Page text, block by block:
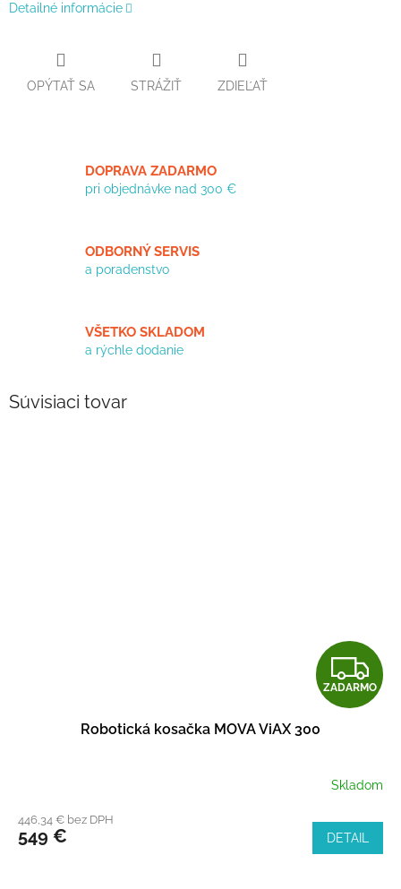
Detailné informácie
OPÝTAŤ SA STRÁŽIŤ ZDIEĽAŤ
DOPRAVA ZADARMO
pri objednávke nad 300 €
ODBORNÝ SERVIS
a poradenstvo
VŠETKO SKLADOM
a rýchle dodanie
Súvisiaci tovar
Z
A
A
R
M
ZADARMO
Robotická kosačka MOVA ViAX 300
Skladom
446,34 € bez DPH
549 € DETAIL